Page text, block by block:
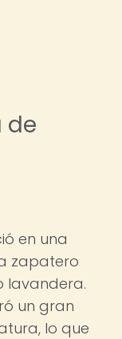
de
en una
zapatero
lavandera.
un gran
lo que